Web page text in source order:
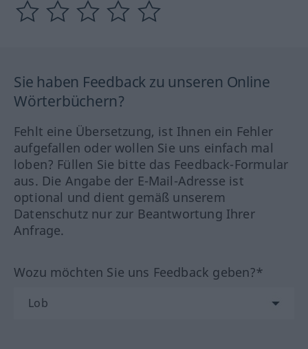
Sie haben Feedback zu unseren Online
Wörterbüchern?
Fehlt eine Übersetzung, ist Ihnen ein Fehler
aufgefallen oder wollen Sie uns einfach mal
loben? Füllen Sie bitte das Feedback-Formular
aus. Die Angabe der E-Mail-Adresse ist
optional und dient gemäß unserem
Datenschutz nur zur Beantwortung Ihrer
Anfrage.
Wozu möchten Sie uns Feedback geben?*